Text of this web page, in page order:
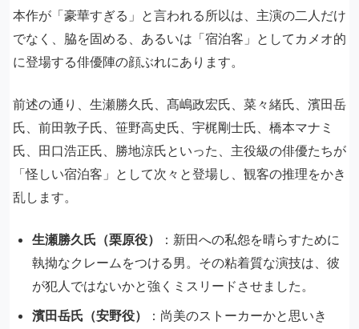
本作が「豪華すぎる」と言われる所以は、主演の二人だけ
でなく、脇を固める、あるいは「宿泊客」としてカメオ的
に登場する俳優陣の顔ぶれにあります。
前述の通り、生瀬勝久氏、髙嶋政宏氏、菜々緒氏、濱田岳
氏、前田敦子氏、笹野高史氏、宇梶剛士氏、橋本マナミ
氏、田口浩正氏、勝地涼氏といった、主役級の俳優たちが
「怪しい宿泊客」として次々と登場し、観客の推理をかき
乱します。
生瀬勝久氏（栗原役）
：新田への私怨を晴らすために
執拗なクレームをつける男。その粘着質な演技は、彼
が犯人ではないかと強くミスリードさせました。
濱田岳氏（安野役）
：尚美のストーカーかと思いき